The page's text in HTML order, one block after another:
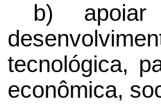
b)
tecnológica,
econômica,